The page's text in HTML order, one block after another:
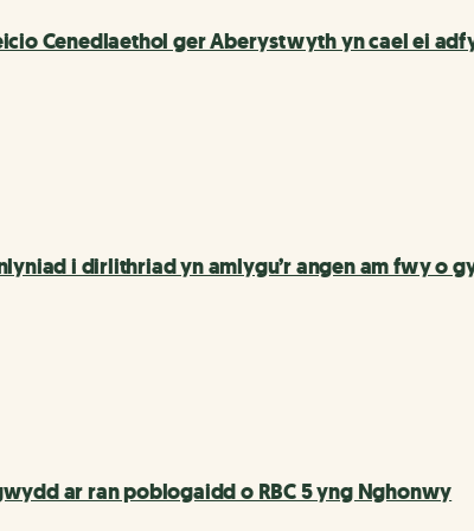
Cenedlaethol ger Aberystwyth yn cael ei
i dirlithriad yn amlygu’r angen am fwy o
ar ran poblogaidd o RBC 5 yng Nghonwy